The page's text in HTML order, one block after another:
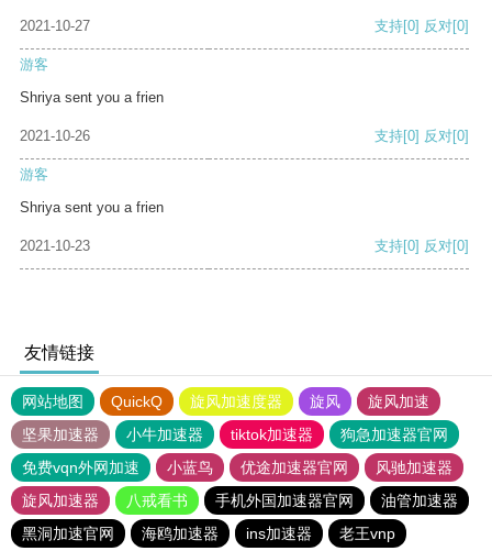
2021-10-27 支持[0] 反对[0]
游客
Shriya sent you a frien
2021-10-26 支持[0] 反对[0]
游客
Shriya sent you a frien
2021-10-23 支持[0] 反对[0]
友情链接
网站地图 QuickQ 旋风加速度器 旋风
旋风加速
坚果加速器
小牛加速器 tiktok加速器
狗急加速器官网
免费vqn外网加速
小蓝鸟 优途加速器官网
风驰加速器
旋风加速器
八戒看书 手机外国加速器官网
油管加速器
黑洞加速官网
海鸥加速器 ins加速器 老王vnp